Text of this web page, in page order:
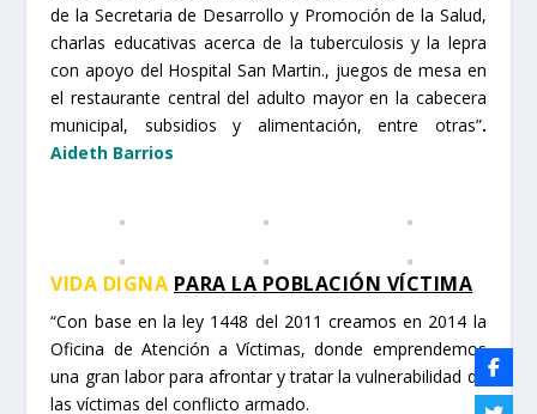
de la Secretaria de Desarrollo y Promoción de la Salud,
charlas educativas acerca de la tuberculosis y la lepra
con apoyo del Hospital San Martin., juegos de mesa en
el restaurante central del adulto mayor en la cabecera
municipal, subsidios y alimentación, entre otras”.
Aideth Barrios
VIDA DIGNA PARA LA POBLACIÓN VÍCTIMA
“Con base en la ley 1448 del 2011 creamos en 2014 la
Oficina de Atención a Víctimas, donde emprendemos
una gran labor para afrontar y tratar la vulnerabilidad de
las víctimas del conflicto armado.